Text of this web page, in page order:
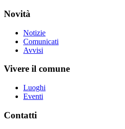
Novità
Notizie
Comunicati
Avvisi
Vivere il comune
Luoghi
Eventi
Contatti